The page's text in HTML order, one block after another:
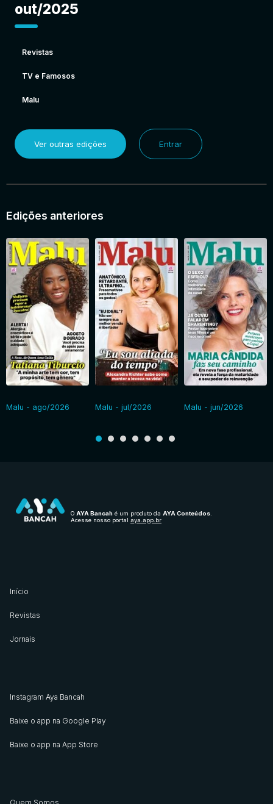
out/2025
Revistas
TV e Famosos
Malu
Ver outras edições Entrar
Edições anteriores
Malu - ago/2026 Malu - jul/2026 Malu - jun/2026
O AYA Bancah é um produto da AYA Conteúdos
Acesse nosso portal aya.app.br
Início
Revistas
Jornais
Instagram Aya Bancah
Baixe o app na Google Play
Baixe o app na App Store